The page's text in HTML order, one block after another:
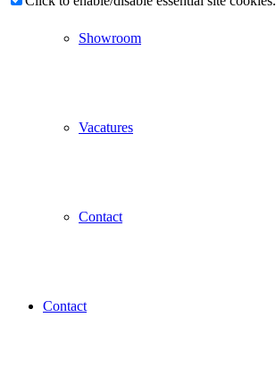
Showroom
Vacatures
Contact
Contact